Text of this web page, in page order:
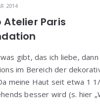
2014
Atelier Paris
gibt, das ich liebe,
im Bereich der
meine Haut seit etwa 1
besser wird (s. hier